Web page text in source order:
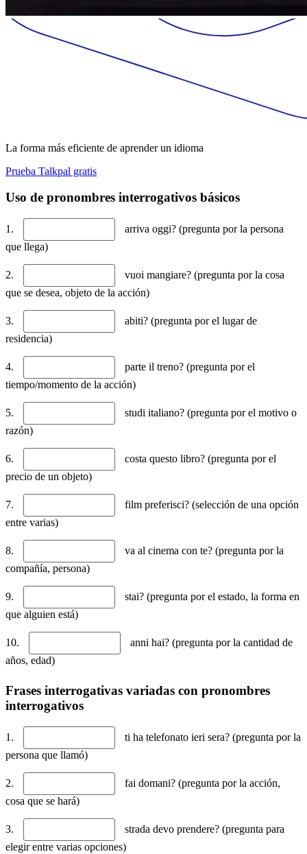
La forma más eficiente de aprender un idioma
Prueba Talkpal gratis
Uso de pronombres interrogativos básicos
1.
arriva oggi? (pregunta por la persona
que llega)
2.
vuoi mangiare? (pregunta por la cosa
que se desea, objeto de la acción)
3.
abiti? (pregunta por el lugar de
residencia)
4.
parte il treno? (pregunta por el
tiempo/momento de la acción)
5.
studi italiano? (pregunta por el motivo o
razón)
6.
costa questo libro? (pregunta por el
precio de un objeto)
7.
film preferisci? (selección de una opción
entre varias)
8.
va al cinema con te? (pregunta por la
compañía, persona)
9.
stai? (pregunta por el estado, la forma en
que alguien está)
10.
anni hai? (pregunta por la cantidad de
años, edad)
Frases interrogativas variadas con pronombres
interrogativos
1.
ti ha telefonato ieri sera? (pregunta por la
persona que llamó)
2.
fai domani? (pregunta por la acción,
cosa que se hará)
3.
strada devo prendere? (pregunta para
elegir entre varias opciones)